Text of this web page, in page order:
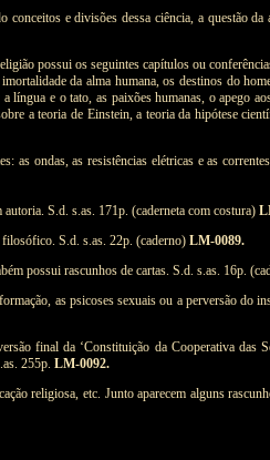
e divisões dessa ciência, a questão
possui os seguintes capítulos ou
da alma humana, os destinos do
e o tato, as paixões humanas, o apego
a teoria de Einstein, a teoria da hipótese
ondas, as resistências elétricas e as
S.d. s.as. 171p. (caderneta com costura)
S.d. s.as. 22p. (caderno) LM-0089.
possui rascunhos de cartas. S.d. s.as. 16p.
as psicoses sexuais ou a perversão do
final da ‘Constituição da Cooperativa das
255p. LM-0092.
religiosa, etc. Junto aparecem alguns